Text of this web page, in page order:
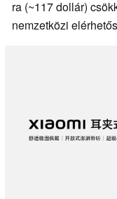
ra (~117 dollár)
nemzetközi